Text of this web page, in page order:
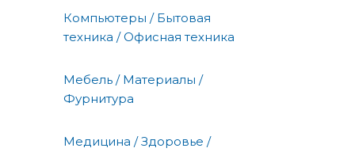
Компьютеры / Бытовая
техника / Офисная техника
Мебель / Материалы /
Фурнитура
Медицина / Здоровье /